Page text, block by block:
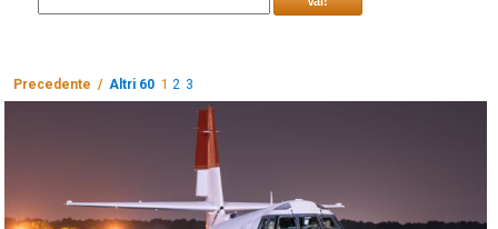
Precedente / Altri 60 1 2 3